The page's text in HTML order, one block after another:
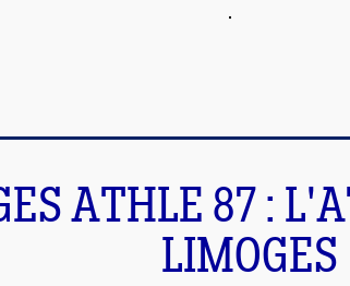
ATHLE 87 :
LIMOGES